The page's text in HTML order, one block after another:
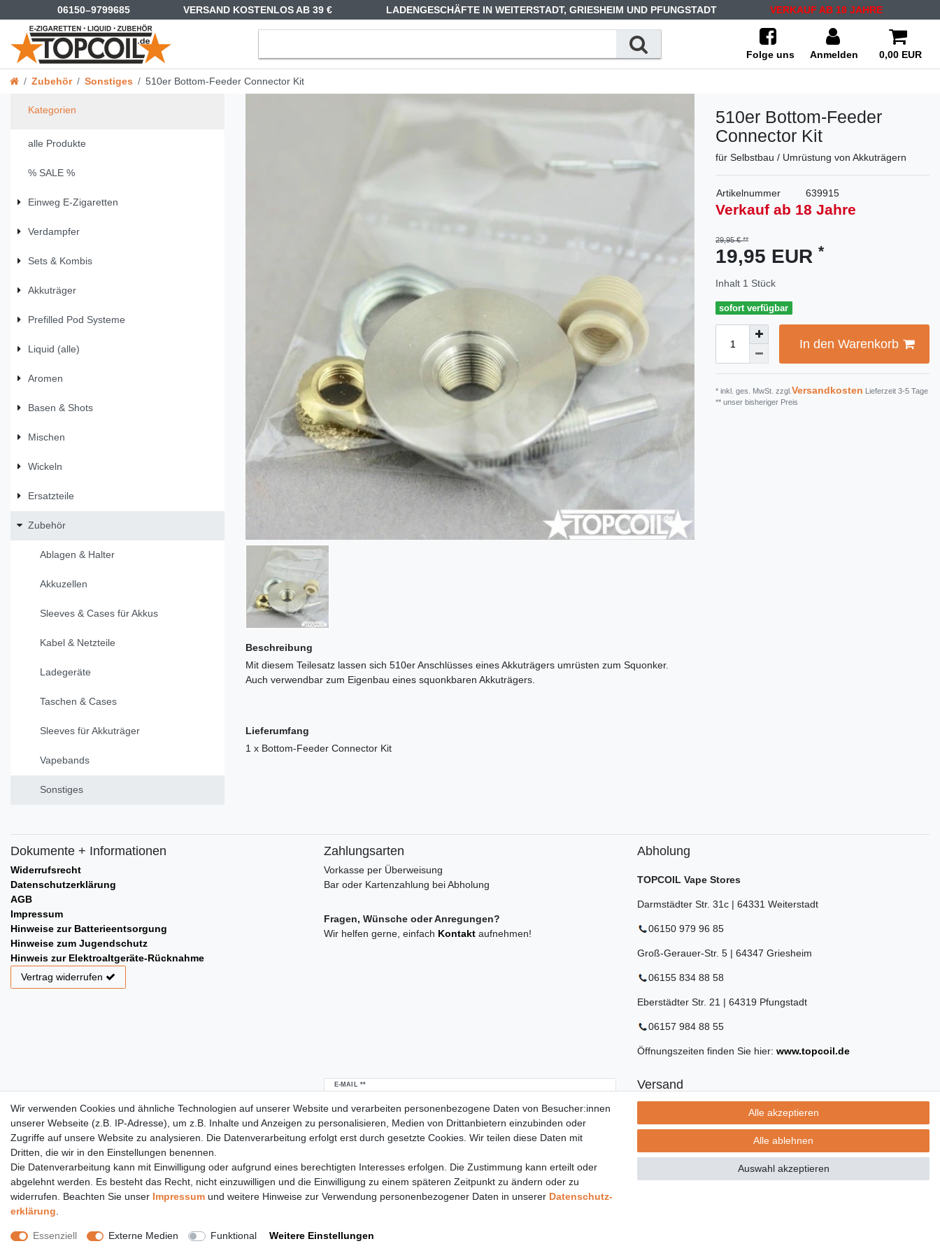
06150–9799685 VERSAND KOSTENLOS AB 39 € LADENGESCHÄFTE IN WEITERSTADT, GRIESHEIM UND PFUNGSTADT VERKAUF AB 18 JAHRE
Folge uns Anmelden 0,00 EUR
Zubehör Sonstiges 510er Bottom-Feeder Connector Kit
Kategorien
alle Produkte
% SALE %
Einweg E-Zigaretten
Verdampfer
Sets & Kombis
Akkuträger
Prefilled Pod Systeme
Liquid (alle)
Aromen
Basen & Shots
Mischen
Wickeln
Ersatzteile
Zubehör
Ablagen & Halter
Akkuzellen
Sleeves & Cases für Akkus
Kabel & Netzteile
Ladegeräte
Taschen & Cases
Sleeves für Akkuträger
Vapebands
Sonstiges
510er Bottom-Feeder
Connector Kit
für Selbstbau / Umrüstung von Akkuträgern
Artikelnummer 639915
Verkauf ab 18 Jahre
29,95 €
19,95 EUR *
Inhalt 1 Stück
sofort verfügbar
In den Warenkorb
* inkl. ges. MwSt. zzgl. Versandkosten Lieferzeit 3-5 Tage
** unser bisheriger Preis
Beschreibung
Mit diesem Teilesatz lassen sich 510er Anschlüsses eines Akkuträgers umrüsten zum Squonker.
Auch verwendbar zum Eigenbau eines squonkbaren Akkuträgers.
Lieferumfang
1 x Bottom-Feeder Connector Kit
Dokumente + Informationen
Widerrufsrecht
Datenschutzerklärung
AGB
Impressum
Hinweise zur Batterieentsorgung
Hinweise zum Jugendschutz
Hinweis zur Elektroaltgeräte-Rücknahme
Vertrag widerrufen
Zahlungsarten
Vorkasse per Überweisung
Bar oder Kartenzahlung bei Abholung
Fragen, Wünsche oder Anregungen?
Wir helfen gerne, einfach Kontakt aufnehmen!
Abholung
TOPCOIL Vape Stores
Darmstädter Str. 31c | 64331 Weiterstadt
06150 979 96 85
Groß-Gerauer-Str. 5 | 64347 Griesheim
06155 834 88 58
Eberstädter Str. 21 | 64319 Pfungstadt
06157 984 88 55
Öffnungszeiten finden Sie hier: www.topcoil.de
E-MAIL **
Newsletter
Hiermit bestätige ich, dass ich dieDaten­schutz­erklärunggelesen habe.
Meine Einwilligung kann ich jederzeit widerrufen.**
Abonnieren
** Hierbei handelt es sich um ein Pflichtfeld.
Versand
Versandinformation
- kostenfrei ab 39€ Warenwert
- nur innerhalb Deutschlands
Wir verwenden Cookies und ähnliche Technologien auf unserer Website und verarbeiten personenbezogene Daten von Besucher:innen
unserer Webseite (z.B. IP-Adresse), um z.B. Inhalte und Anzeigen zu personalisieren, Medien von Drittanbietern einzubinden oder
Zugriffe auf unsere Website zu analysieren. Die Datenverarbeitung erfolgt erst durch gesetzte Cookies. Wir teilen diese Daten mit
Dritten, die wir in den Einstellungen benennen.
Die Datenverarbeitung kann mit Einwilligung oder aufgrund eines berechtigten Interesses erfolgen. Die Zustimmung kann erteilt oder
abgelehnt werden. Es besteht das Recht, nicht einzuwilligen und die Einwilligung zu einem späteren Zeitpunkt zu ändern oder zu
widerrufen. Beachten Sie unser Impressum und weitere Hinweise zur Verwendung personenbezogener Daten in unserer Daten­schutz­
erklärung
Essenziell Externe Medien Funktional Weitere Einstellungen
Alle akzeptieren
Alle ablehnen
Auswahl akzeptieren
© Copyright 2020 Topcoil Jennifer Haas. Alle Rechte vorbehalten.